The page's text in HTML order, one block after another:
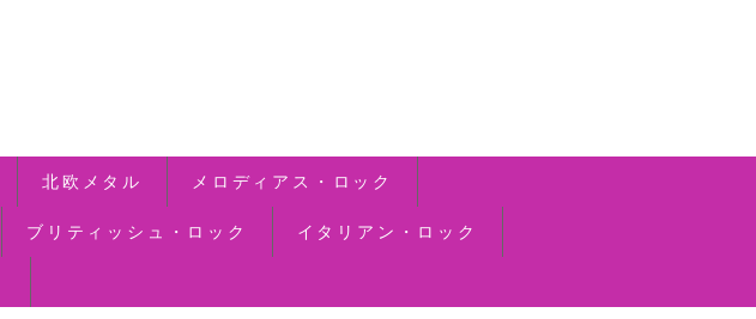
北欧メタル メロディアス・ロック
ブリティッシュ・ロック イタリアン・ロック